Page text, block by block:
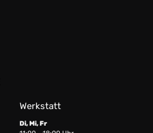
Werkstatt
Di, Mi, Fr